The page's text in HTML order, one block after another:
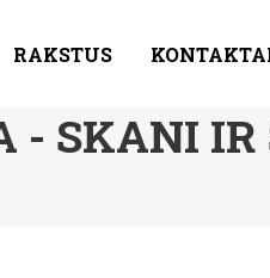
RAKSTUS
- SKANI